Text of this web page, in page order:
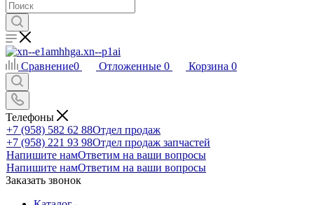
Сравнение0 Отложенные 0 Корзина 0
Телефоны
+7 (958) 582 62 88Отдел продаж
+7 (958) 221 93 98Отдел продаж запчастей
Напишите намОтветим на ваши вопросы
Напишите намОтветим на ваши вопросы
Заказать звонок